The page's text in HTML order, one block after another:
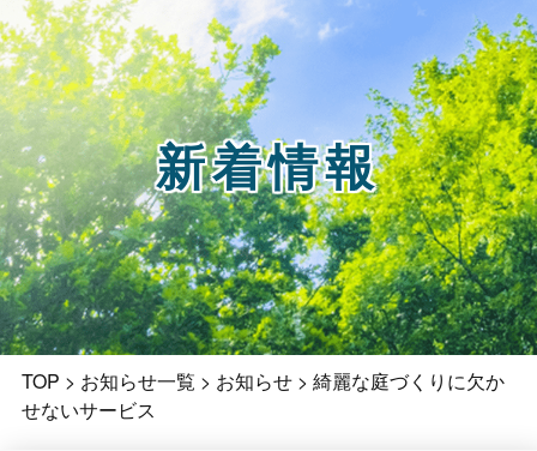
新着情報
TOP > お知らせ一覧 > お知らせ> 綺麗な庭づくりに欠か
せないサービス